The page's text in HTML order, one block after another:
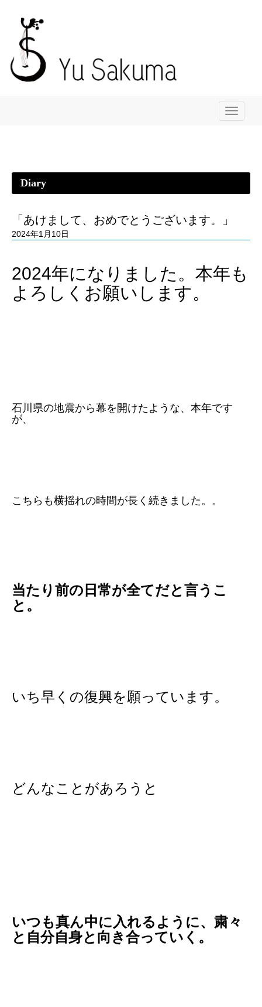
メ
ニ
Diary
「あけまして、おめでとうございます。」
2024年1月10日
2024年になりました。本年も
よろしくお願いします。
石川県の地震から幕を開けたような、本年です
が、
こちらも横揺れの時間が長く続きました。。
当たり前の日常が全てだと言うこ
と。
いち早くの復興を願っています。
どんなことがあろうと
いつも真ん中に入れるように、粛々
と自分自身と向き合っていく。